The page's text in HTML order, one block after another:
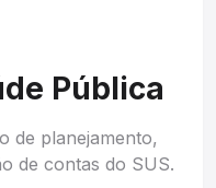
Pública
de planejamento,
de contas do SUS.